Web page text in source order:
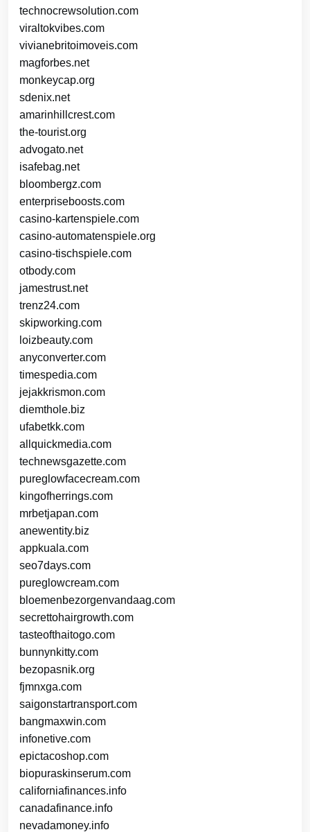
technocrewsolution.com
viraltokvibes.com
vivianebritoimoveis.com
magforbes.net
monkeycap.org
sdenix.net
amarinhillcrest.com
the-tourist.org
advogato.net
isafebag.net
bloombergz.com
enterpriseboosts.com
casino-kartenspiele.com
casino-automatenspiele.org
casino-tischspiele.com
otbody.com
jamestrust.net
trenz24.com
skipworking.com
loizbeauty.com
anyconverter.com
timespedia.com
jejakkrismon.com
diemthole.biz
ufabetkk.com
allquickmedia.com
technewsgazette.com
pureglowfacecream.com
kingofherrings.com
mrbetjapan.com
anewentity.biz
appkuala.com
seo7days.com
pureglowcream.com
bloemenbezorgenvandaag.com
secrettohairgrowth.com
tasteofthaitogo.com
bunnynkitty.com
bezopasnik.org
fjmnxga.com
saigonstartransport.com
bangmaxwin.com
infonetive.com
epictacoshop.com
biopuraskinserum.com
californiafinances.info
canadafinance.info
nevadamoney.info